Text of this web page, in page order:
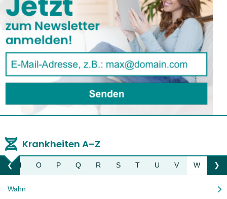
Krankheiten A–Z
❮Liste nach links bewegen
N O P Q R S T U V W Z
❯
Wahn